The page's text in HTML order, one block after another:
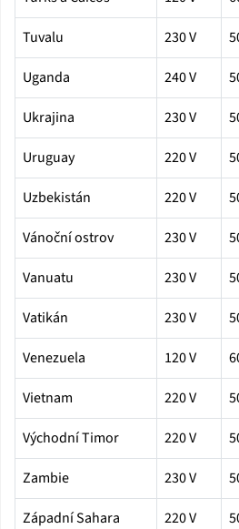
Tuvalu
230 V
Uganda
240 V
Ukrajina
230 V
Uruguay
220 V
Uzbekistán
220 V
Vánoční ostrov
230 V
Vanuatu
230 V
Vatikán
230 V
Venezuela
120 V
Vietnam
220 V
Východní Timor
220 V
Zambie
230 V
Západní Sahara
220 V